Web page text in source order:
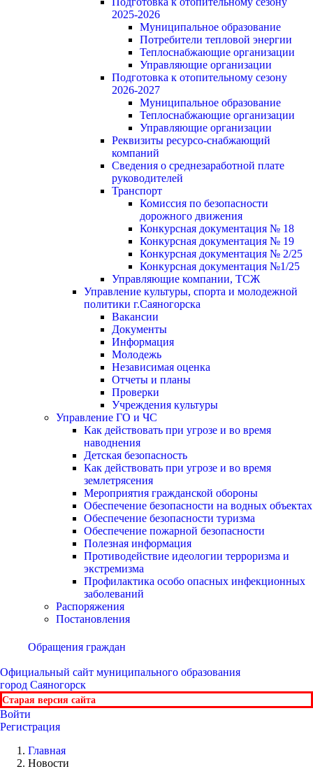
2025-2026
Муниципальное образование
Потребители тепловой энергии
Теплоснабжающие организации
Управляющие организации
Подготовка к отопительному сезону
2026-2027
Муниципальное образование
Теплоснабжающие организации
Управляющие организации
Реквизиты ресурсо-снабжающий
компаний
Сведения о среднезаработной плате
руководителей
Транспорт
Комиссия по безопасности
дорожного движения
Конкурсная документация № 18
Конкурсная документация № 19
Конкурсная документация № 2/25
Конкурсная документация №1/25
Управляющие компании, ТСЖ
Управление культуры, спорта и молодежной
политики г.Саяногорска
Вакансии
Документы
Информация
Молодежь
Независимая оценка
Отчеты и планы
Проверки
Учреждения культуры
Управление ГО и ЧС
Как действовать при угрозе и во время
наводнения
Детская безопасность
Как действовать при угрозе и во время
землетрясения
Мероприятия гражданской обороны
Обеспечение безопасности на водных объектах
Обеспечение безопасности туризма
Обеспечение пожарной безопасности
Полезная информация
Противодействие идеологии терроризма и
экстремизма
Профилактика особо опасных инфекционных
заболеваний
Распоряжения
Постановления
Обращения граждан
Официальный сайт муниципального образования
город Саяногорск
Старая версия сайта
Войти
Регистрация
Главная
Новости